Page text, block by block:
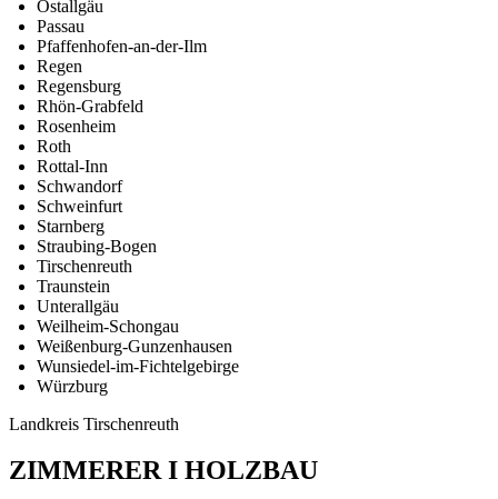
Ostallgäu
Passau
Pfaffenhofen-an-der-Ilm
Regen
Regensburg
Rhön-Grabfeld
Rosenheim
Roth
Rottal-Inn
Schwandorf
Schweinfurt
Starnberg
Straubing-Bogen
Tirschenreuth
Traunstein
Unterallgäu
Weilheim-Schongau
Weißenburg-Gunzenhausen
Wunsiedel-im-Fichtelgebirge
Würzburg
Landkreis Tirschenreuth
ZIMMERER I HOLZBAU